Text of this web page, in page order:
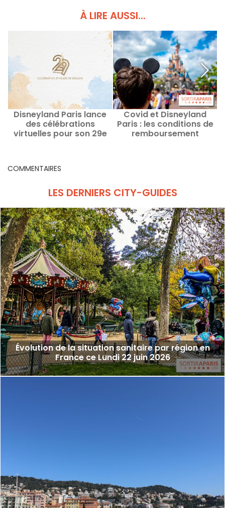
À LIRE AUSSI...
Disneyland Paris lance
des célébrations
virtuelles pour son 29e
Covid et Disneyland
Paris : les conditions de
remboursement
COMMENTAIRES
LES DERNIERS CITY-GUIDES
Évolution de la situation sanitaire par région en
France ce Lundi 22 juin 2026